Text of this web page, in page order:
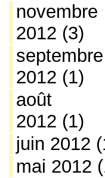
novembre
2012 (3)
septembre
2012 (1)
août
2012 (1)
juin 2012
mai 2012